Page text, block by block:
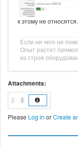
к этому не относятся.
Если ни чего не
Опыт растет
из строя
Attachments:
Please Log in orCreate